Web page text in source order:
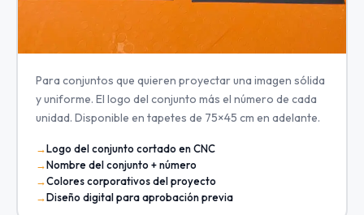
Para conjuntos que quieren proyectar una imagen sólida
y uniforme. El logo del conjunto más el número de cada
unidad. Disponible en tapetes de 75×45 cm en adelante.
Logo del conjunto cortado en CNC
Nombre del conjunto + número
Colores corporativos del proyecto
Diseño digital para aprobación previa